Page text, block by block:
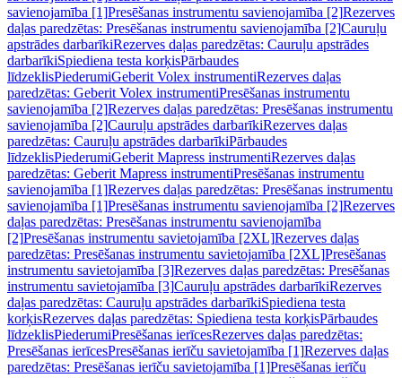
savienojamība [1]Presēšanas instrumentu savienojamība [2]Rezerves
daļas paredzētas: Presēšanas instrumentu savienojamība [2]Cauruļu
apstrādes darbarīkiRezerves daļas paredzētas: Cauruļu apstrādes
darbarīkiSpiediena testa korķisPārbaudes
līdzeklisPiederumiGeberit Volex instrumentiRezerves daļas
paredzētas: Geberit Volex instrumentiPresēšanas instrumentu
savienojamība [2]Rezerves daļas paredzētas: Presēšanas instrumentu
savienojamība [2]Cauruļu apstrādes darbarīkiRezerves daļas
paredzētas: Cauruļu apstrādes darbarīkiPārbaudes
līdzeklisPiederumiGeberit Mapress instrumentiRezerves daļas
paredzētas: Geberit Mapress instrumentiPresēšanas instrumentu
savienojamība [1]Rezerves daļas paredzētas: Presēšanas instrumentu
savienojamība [1]Presēšanas instrumentu savienojamība [2]Rezerves
daļas paredzētas: Presēšanas instrumentu savienojamība
[2]Presēšanas instrumentu savietojamība [2XL]Rezerves daļas
paredzētas: Presēšanas instrumentu savietojamība [2XL]Presēšanas
instrumentu savietojamība [3]Rezerves daļas paredzētas: Presēšanas
instrumentu savietojamība [3]Cauruļu apstrādes darbarīkiRezerves
daļas paredzētas: Cauruļu apstrādes darbarīkiSpiediena testa
korķisRezerves daļas paredzētas: Spiediena testa korķisPārbaudes
līdzeklisPiederumiPresēšanas ierīcesRezerves daļas paredzētas:
Presēšanas ierīcesPresēšanas ierīču savietojamība [1]Rezerves daļas
paredzētas: Presēšanas ierīču savietojamība [1]Presēšanas ierīču